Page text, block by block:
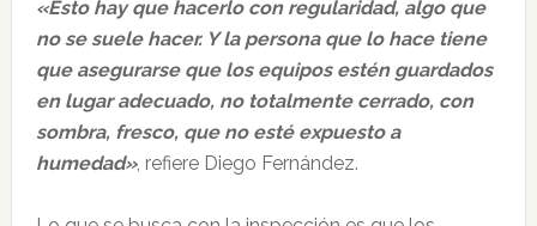
«Esto hay que hacerlo con regularidad, algo que
no se suele hacer. Y la persona que lo hace tiene
que asegurarse que los equipos estén guardados
en lugar adecuado, no totalmente cerrado, con
sombra, fresco, que no esté expuesto a
humedad», refiere Diego Fernández.